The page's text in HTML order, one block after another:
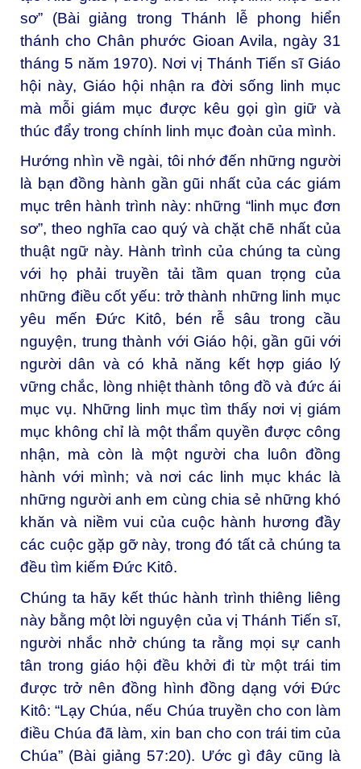
sơ” (Bài giảng trong Thánh lễ phong hiển
thánh cho Chân phước Gioan Avila, ngày 31
tháng 5 năm 1970). Nơi vị Thánh Tiến sĩ Giáo
hội này, Giáo hội nhận ra đời sống linh mục
mà mỗi giám mục được kêu gọi gìn giữ và
thúc đẩy trong chính linh mục đoàn của mình.
Hướng nhìn về ngài, tôi nhớ đến những người
là bạn đồng hành gần gũi nhất của các giám
mục trên hành trình này: những “linh mục đơn
sơ”, theo nghĩa cao quý và chặt chẽ nhất của
thuật ngữ này. Hành trình của chúng ta cùng
với họ phải truyền tải tầm quan trọng của
những điều cốt yếu: trở thành những linh mục
yêu mến Đức Kitô, bén rễ sâu trong cầu
nguyện, trung thành với Giáo hội, gần gũi với
người dân và có khả năng kết hợp giáo lý
vững chắc, lòng nhiệt thành tông đồ và đức ái
mục vụ. Những linh mục tìm thấy nơi vị giám
mục không chỉ là một thẩm quyền được công
nhận, mà còn là một người cha luôn đồng
hành với mình; và nơi các linh mục khác là
những người anh em cùng chia sẻ những khó
khăn và niềm vui của cuộc hành hương đầy
các cuộc gặp gỡ này, trong đó tất cả chúng ta
đều tìm kiếm Đức Kitô.
Chúng ta hãy kết thúc hành trình thiêng liêng
này bằng một lời nguyện của vị Thánh Tiến sĩ,
người nhắc nhở chúng ta rằng mọi sự canh
tân trong giáo hội đều khởi đi từ một trái tim
được trở nên đồng hình đồng dạng với Đức
Kitô: “Lạy Chúa, nếu Chúa truyền cho con làm
điều Chúa đã làm, xin ban cho con trái tim của
Chúa” (Bài giảng 57:20). Ước gì đây cũng là